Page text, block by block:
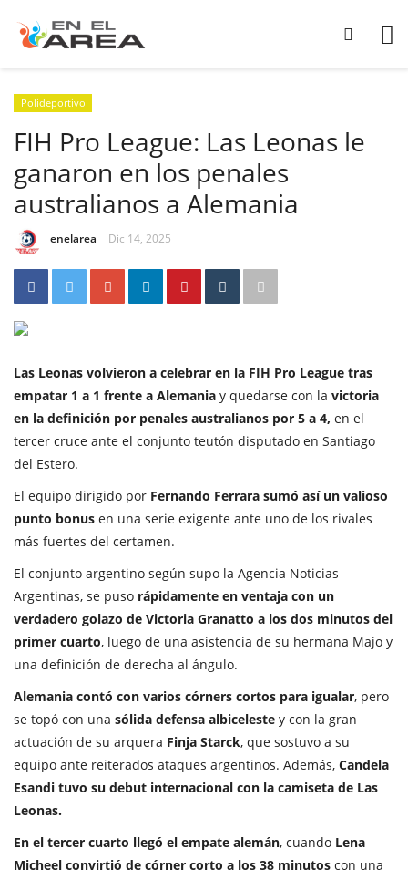
Polideportivo
FIH Pro League: Las Leonas le
ganaron en los penales
australianos a Alemania
enelarea Dic 14, 2025
Las Leonas volvieron a celebrar en la FIH Pro League tras
empatar 1 a 1 frente a Alemania y quedarse con la victoria
en la definición por penales australianos por 5 a 4, en el
tercer cruce ante el conjunto teutón disputado en Santiago
del Estero.
El equipo dirigido por Fernando Ferrara sumó así un valioso
punto bonus en una serie exigente ante uno de los rivales
más fuertes del certamen.
El conjunto argentino según supo la Agencia Noticias
Argentinas, se puso rápidamente en ventaja con un
verdadero golazo de Victoria Granatto a los dos minutos del
primer cuarto, luego de una asistencia de su hermana Majo y
una definición de derecha al ángulo.
Alemania contó con varios córners cortos para igualar, pero
se topó con una sólida defensa albiceleste y con la gran
actuación de su arquera Finja Starck, que sostuvo a su
equipo ante reiterados ataques argentinos. Además, Candela
Esandi tuvo su debut internacional con la camiseta de Las
Leonas.
En el tercer cuarto llegó el empate alemán, cuando Lena
Micheel convirtió de córner corto a los 38 minutos con una